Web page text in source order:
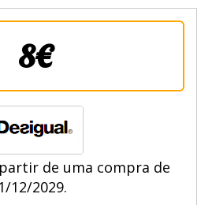
8€
de uma compra de
12/2029.